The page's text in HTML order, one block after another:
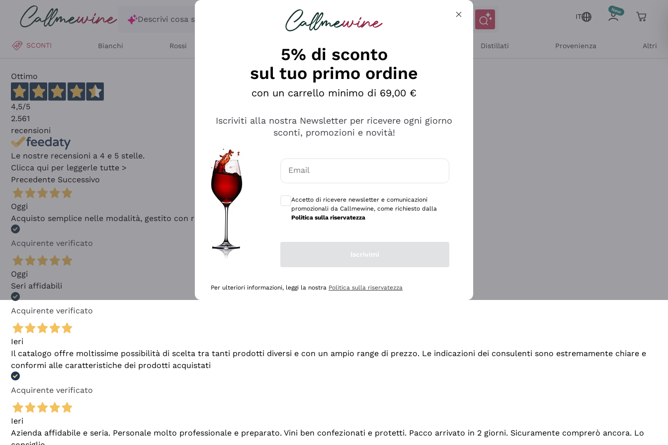
Salta al contenuto principale
Descrivi cosa stai cercando
IT
SCONTI Bianchi Rossi Distillati Provenienza Altri
Ottimo
4,5/5
2.561
recensioni
Le nostre recensioni a 4 e 5 stelle.
Clicca qui per leggerle tutte >
Precedente Successivo
Oggi
Acquisto semplice nelle modalità, gestito con rapidità e professionalità
Acquirente verificato
Oggi
Seri affidabili
Acquirente verificato
Ieri
Il catalogo offre moltissime possibilità di scelta tra tanti prodotti diversi e con un ampio range di prezzo. Le indicazioni dei consulenti sono estremamente chiare e
conformi alle caratteristiche dei prodotti acquistati
Acquirente verificato
Ieri
Azienda affidabile e seria. Personale molto professionale e preparato. Vini ben confezionati e protetti. Pacco arrivato in 2 giorni. Sicuramente comprerò ancora. Lo
5% di sconto
sul tuo primo ordine
con un carrello minimo di 69,00 €
Iscriviti alla nostra Newsletter per ricevere ogni giorno
sconti, promozioni e novità!
Email
Accetto di ricevere newsletter e comunicazioni
promozionali da Callmewine, come richiesto dalla
Politica sulla riservatezza
Iscrivimi
Per ulteriori informazioni, leggi la nostra Politica sulla riservatezza